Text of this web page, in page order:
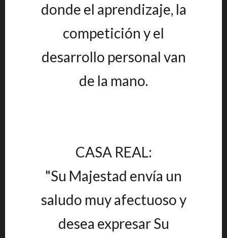
donde el aprendizaje, la
competición y el
desarrollo personal van
de la mano.
CASA REAL:
"Su Majestad envía un
saludo muy afectuoso y
desea expresar Su